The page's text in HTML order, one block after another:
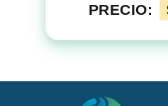
PRECIO: